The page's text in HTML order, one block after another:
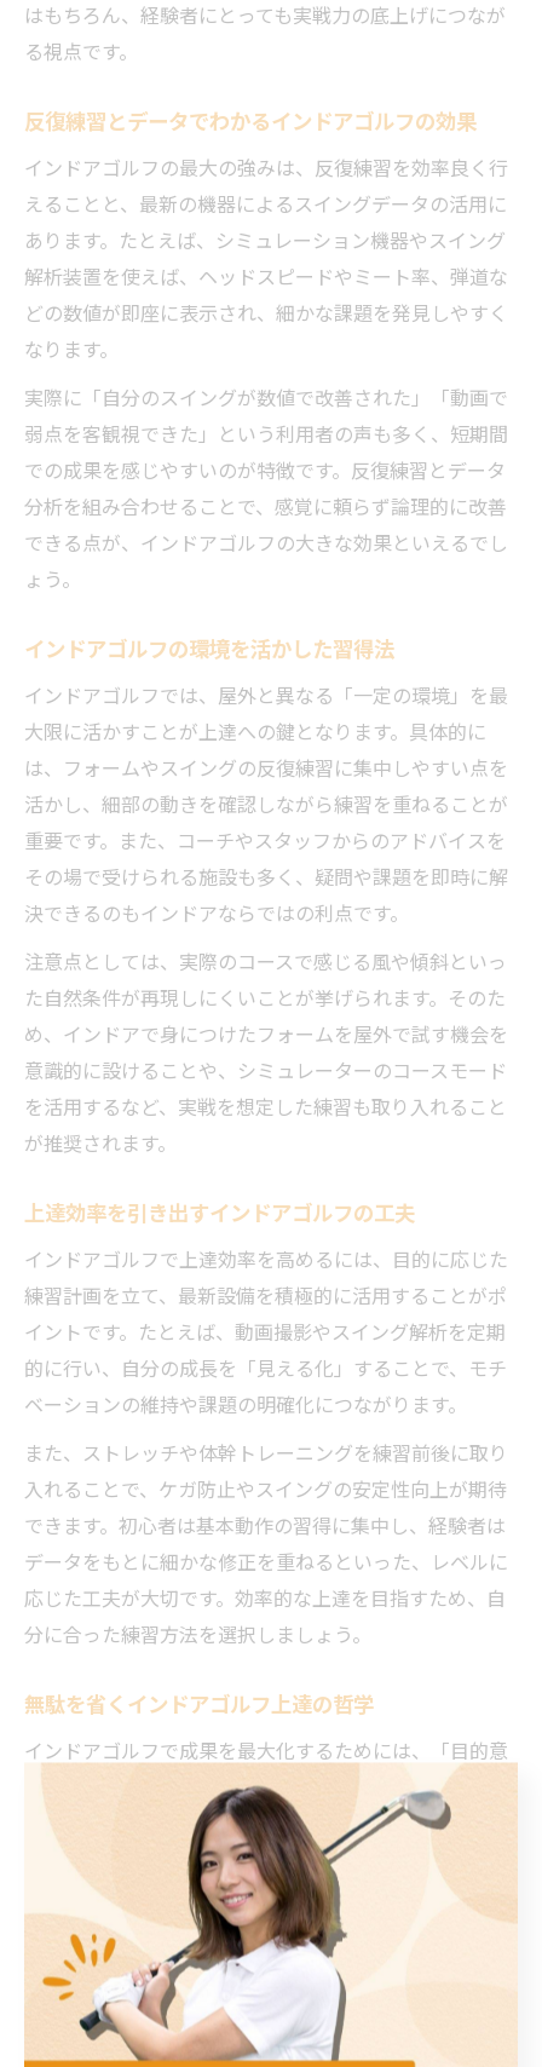
はもちろん、経験者にとっても実戦力の底上げにつなが
る視点です。
反復練習とデータでわかるインドアゴルフの効果
インドアゴルフの最大の強みは、反復練習を効率良く行
えることと、最新の機器によるスイングデータの活用に
あります。たとえば、シミュレーション機器やスイング
解析装置を使えば、ヘッドスピードやミート率、弾道な
どの数値が即座に表示され、細かな課題を発見しやすく
なります。
実際に「自分のスイングが数値で改善された」「動画で
弱点を客観視できた」という利用者の声も多く、短期間
での成果を感じやすいのが特徴です。反復練習とデータ
分析を組み合わせることで、感覚に頼らず論理的に改善
できる点が、インドアゴルフの大きな効果といえるでし
ょう。
インドアゴルフの環境を活かした習得法
インドアゴルフでは、屋外と異なる「一定の環境」を最
大限に活かすことが上達への鍵となります。具体的に
は、フォームやスイングの反復練習に集中しやすい点を
活かし、細部の動きを確認しながら練習を重ねることが
重要です。また、コーチやスタッフからのアドバイスを
その場で受けられる施設も多く、疑問や課題を即時に解
決できるのもインドアならではの利点です。
注意点としては、実際のコースで感じる風や傾斜といっ
た自然条件が再現しにくいことが挙げられます。そのた
め、インドアで身につけたフォームを屋外で試す機会を
意識的に設けることや、シミュレーターのコースモード
を活用するなど、実戦を想定した練習も取り入れること
が推奨されます。
上達効率を引き出すインドアゴルフの工夫
インドアゴルフで上達効率を高めるには、目的に応じた
練習計画を立て、最新設備を積極的に活用することがポ
イントです。たとえば、動画撮影やスイング解析を定期
的に行い、自分の成長を「見える化」することで、モチ
ベーションの維持や課題の明確化につながります。
また、ストレッチや体幹トレーニングを練習前後に取り
入れることで、ケガ防止やスイングの安定性向上が期待
できます。初心者は基本動作の習得に集中し、経験者は
データをもとに細かな修正を重ねるといった、レベルに
応じた工夫が大切です。効率的な上達を目指すため、自
分に合った練習方法を選択しましょう。
無駄を省くインドアゴルフ上達の哲学
インドアゴルフで成果を最大化するためには、「目的意
識」と「無駄を省く姿勢」が重要です。何となく球数を
こなすのではなく、毎回の練習に明確なテーマや目標を
設定し、数値や映像で進捗を確認することが上達の近道
となります。
また、自己流に陥らずコーチやデータのアドバイスを素
直に取り入れることで、効率良く課題解決が図れます。
インドアゴルフの哲学とは、科学的なアプローチと主体
的な姿勢を両立させること。これにより、実戦で再現性